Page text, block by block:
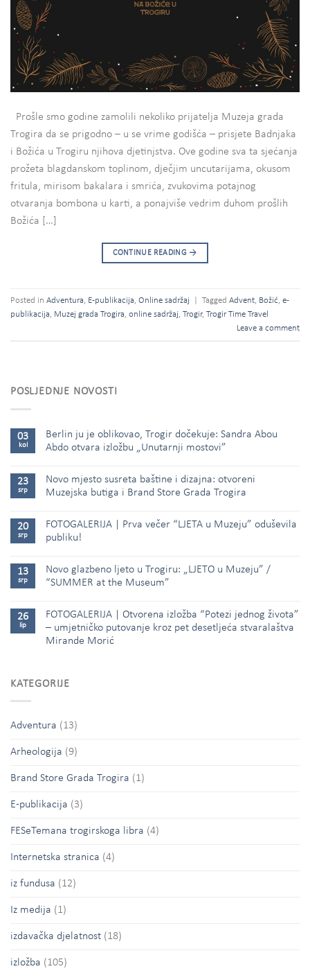
Prošle smo godine zamolili nekoliko prijatelja Muzeja grada
Trogira da se prigodno – u se vrime godišća – prisjete Badnjaka
i Božića u Trogiru njihova djetinjstva. Ove godine sva ta sjećanja
prožeta blagdanskom toplinom, dječjim uncutarijama, okusom
fritula, mirisom bakalara i smrića, zvukovima potajnog
otvaranja bombona u karti, a ponajviše vedrim duhom prošlih
Božića […]
CONTINUE READING →
Posted in Adventura E-publikacija Online sadržaj Tagged Advent Božić e-
publikacija
Muzej grada Trogira online sadržaj Trogir, Trogir Time Travel
Leave a comment
POSLJEDNJE NOVOSTI
03
kol
Berlin ju je oblikovao, Trogir dočekuje: Sandra Abou
Abdo otvara izložbu „Unutarnji mostovi”
23
srp
Novo mjesto susreta baštine i dizajna: otvoreni
Muzejska butiga i Brand Store Grada Trogira
20
srp
FOTOGALERIJA | Prva večer “LJETA u Muzeju” oduševila
publiku!
13
srp
Novo glazbeno ljeto u Trogiru: „LJETO u Muzeju” /
“SUMMER at the Museum”
26
lip
FOTOGALERIJA | Otvorena izložba “Potezi jednog života”
– umjetničko putovanje kroz pet desetljeća stvaralaštva
Mirande Morić
KATEGORIJE
Adventura (13)
Arheologija (9)
Brand Store Grada Trogira (1)
E-publikacija (3)
FESeTemana trogirskoga libra (4)
Internetska stranica (4)
iz fundusa (12)
Iz medija (1)
izdavačka djelatnost (18)
izložba (105)